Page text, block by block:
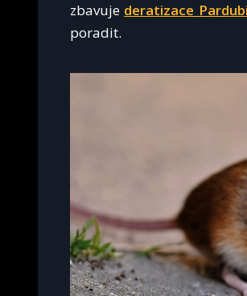
zbavuje deratizace
poradit.